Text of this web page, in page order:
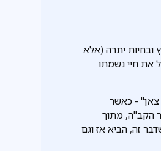
ובחיות יתרה (אלא
את חיי נשמתו
צאן" - כאשר
הקב"ה, מתוך
זה, הביא אז וגם